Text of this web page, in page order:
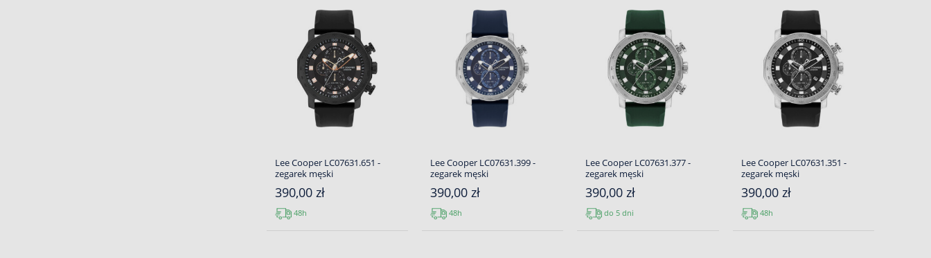
Lee Cooper LC07631.651 -
zegarek męski
390,00 zł
48h
Lee Cooper LC07631.399 -
zegarek męski
390,00 zł
48h
Lee Cooper LC07631.377 -
zegarek męski
390,00 zł
do 5 dni
Lee Cooper LC07631.351 -
zegarek męski
390,00 zł
48h